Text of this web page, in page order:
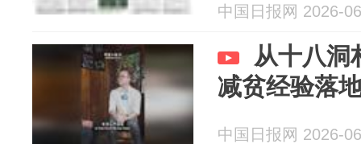
中国日报网 2026-
从十八洞
减贫经验落
中国日报网 2026-